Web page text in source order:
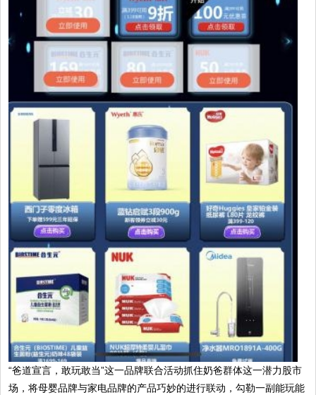
“爸道宣言，敢玩敢当”这一品牌联合活动抓住奶爸群体这一潜力股市
场，将母婴品牌与家电品牌的产品巧妙的进行联动，勾勒一副能玩能